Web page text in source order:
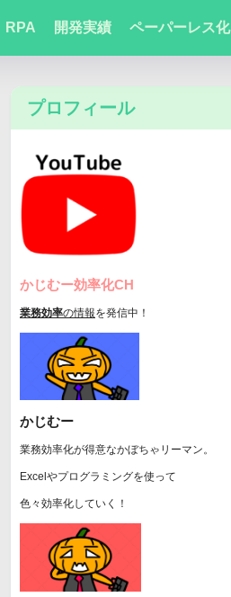
RPA 開発実績 ペーパーレス化
プロフィール
かじむー効率化CH
業務効率の情報を発信中！
かじむー
業務効率化が得意なかぼちゃリーマン。
Excelやプログラミングを使って
色々効率化していく！